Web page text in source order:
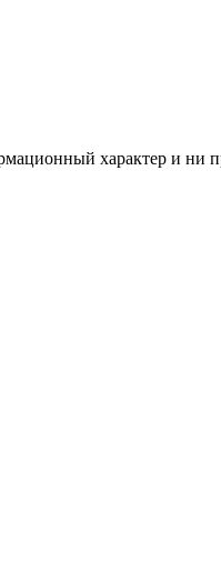
характер и ни